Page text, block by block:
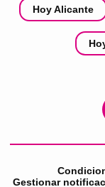
Hoy Alicante
Gestionar